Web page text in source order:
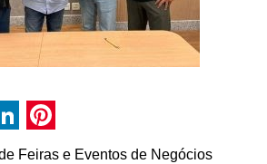
minimizar os impactos. Hoje são
nas principais cidades do Brasil,
maioria está localizada em shopping
Pinterest
Feiras e Eventos de Negócios